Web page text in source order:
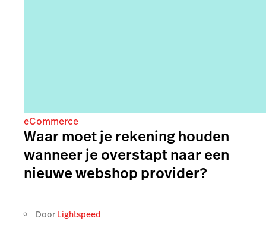
eCommerce
Waar moet je rekening houden
wanneer je overstapt naar een
nieuwe webshop provider?
Door Lightspeed